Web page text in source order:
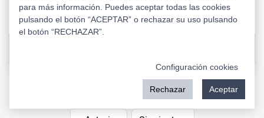
ENTRAR
para más información. Puedes aceptar todas las cookies
pulsando el botón “ACEPTAR” o rechazar su uso pulsando
el botón “RECHAZAR”.
Configuración cookies
Rechazar Aceptar